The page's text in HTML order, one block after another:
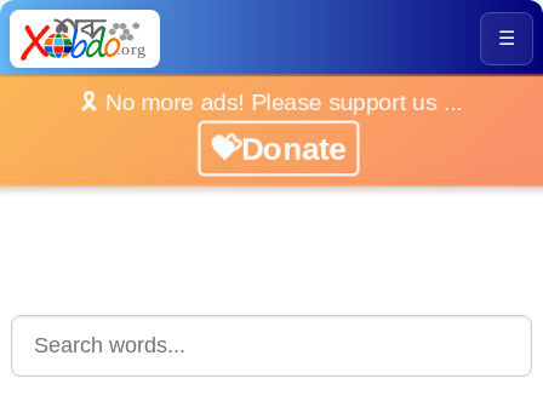
☰
🎗️ No more ads! Please support us ...
💝Donate